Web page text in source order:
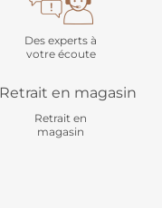
Des experts à
votre écoute
Retrait en
magasin